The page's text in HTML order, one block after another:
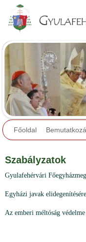
Főoldal
Szabályzatok
Gyulafehérvári
Egyházi javak
Az emberi méltóság védelme